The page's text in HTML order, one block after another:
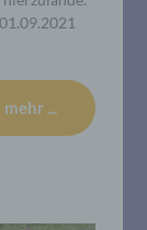
mehr ...